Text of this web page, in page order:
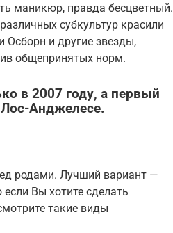
маникюр, правда бесцветный.
субкультур красили
Осборн и другие звезды,
общепринятых норм.
в 2007 году, а первый
Анджелесе.
родами. Лучший вариант —
Вы хотите сделать
такие виды